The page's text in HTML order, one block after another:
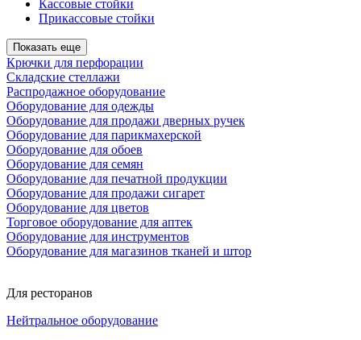
Кассовые стойки
Прикассовые стойки
Показать еще
Крючки для перфорации
Складские стеллажи
Распродажное оборудование
Оборудование для одежды
Оборудование для продажи дверных ручек
Оборудование для парикмахерской
Оборудование для обоев
Оборудование для семян
Оборудование для печатной продукции
Оборудование для продажи сигарет
Оборудование для цветов
Торговое оборудование для аптек
Оборудование для инструментов
Оборудование для магазинов тканей и штор
Для ресторанов
Нейтральное оборудование